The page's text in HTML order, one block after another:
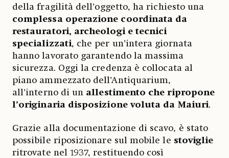
della fragilità dell’oggetto, ha richiesto una
complessa operazione coordinata da
restauratori, archeologi e tecnici
specializzati, che per un’intera giornata
hanno lavorato garantendo la massima
sicurezza. Oggi la credenza è collocata al
piano ammezzato dell’Antiquarium,
all’interno di un allestimento che ripropone
l’originaria disposizione voluta da Maiuri.
Grazie alla documentazione di scavo, è stato
possibile riposizionare sul mobile le stoviglie
ritrovate nel 1937, restituendo così